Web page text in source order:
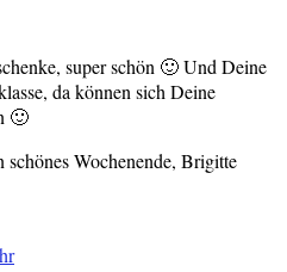
super schön 🙂 Und Deine
da können sich Deine
🙂
Wochenende, Brigitte